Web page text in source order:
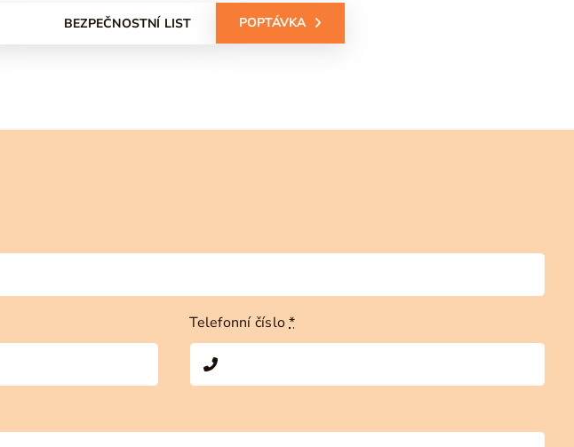
BEZPEČNOSTNÍ LIST POPTÁVKA
Telefonní číslo*